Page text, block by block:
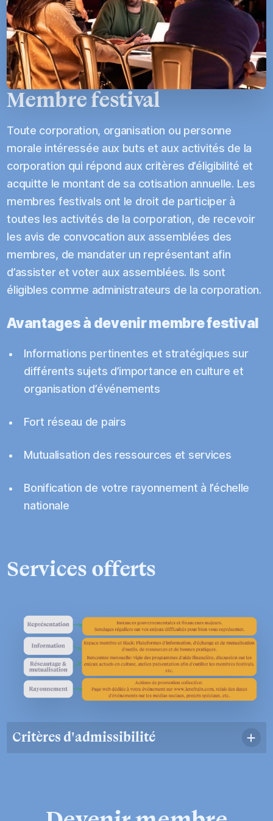
professionnalisation;
Outiller les événements existants sur le territoire
québécois pour rendre plus efficace leur
développement et augmenter leurs impacts;
Doter ses membres de certaines stratégies
promotionnelles communes;
la mise en commun d’expertises, le partage de
ressources humaines et de matériel (par région et/ou
par secteur);
Faire la promotion des valeurs de développement
durable au sein de ses membres;
Contribuer à la vitalité économique et culturelle de
toutes les régions du Québec;
Contribuer à l'amélioration des conditions d'emploi
des personnes travaillant en culture.
Membre festival
Toute corporation, organisation ou personne
morale intéressée aux buts et aux activités de la
corporation qui répond aux critères d’éligibilité et
acquitte le montant de sa cotisation annuelle. Les
membres festivals ont le droit de participer à
toutes les activités de la corporation, de recevoir
les avis de convocation aux assemblées des
membres, de mandater un représentant afin
d’assister et voter aux assemblées. Ils sont
éligibles comme administrateurs de la corporation.
Avantages à devenir membre festival
Informations pertinentes et stratégiques sur
différents sujets d’importance en culture et
organisation d’événements
Fort réseau de pairs
Mutualisation des ressources et services
Bonification de votre rayonnement à l’échelle
nationale
Services offerts
Critères d'admissibilité